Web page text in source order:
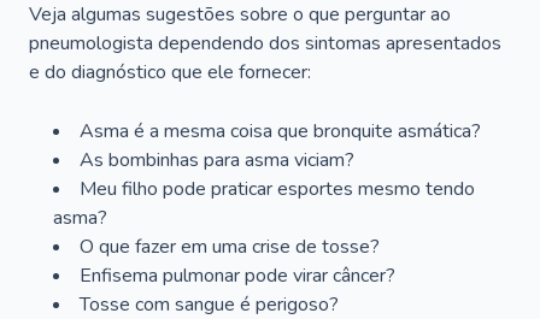
Veja algumas sugestões sobre o que perguntar ao
pneumologista dependendo dos sintomas apresentados
e do diagnóstico que ele fornecer:
Asma é a mesma coisa que bronquite asmática?
As bombinhas para asma viciam?
Meu filho pode praticar esportes mesmo tendo
asma?
O que fazer em uma crise de tosse?
Enfisema pulmonar pode virar câncer?
Tosse com sangue é perigoso?